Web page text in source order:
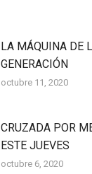
LA MÁQUINA DE
GENERACIÓN
octubre 11, 2020
CRUZADA POR
ESTE JUEVES
octubre 6, 2020